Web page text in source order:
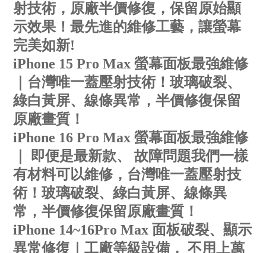
射技術，原廠半價修復，保留原始顯
示效果！最先進的維修工藝，讓螢幕
完美如新!
iPhone 15 Pro Max 螢幕面板最強維修
｜台灣唯一蓋壓射技術！玻璃破裂、
綠白黃屏、線條異常，半價修復保留
原廠畫質！
iPhone 16 Pro Max 螢幕面板最強維修
｜ 即便是最新款、 故障問題我們一樣
有材料可以維修，台灣唯一蓋壓射技
術！玻璃破裂、綠白黃屏、線條異
常，半價修復保留原廠畫質！
iPhone 14~16Pro Max 面板破裂、顯示
異常修復｜工廠等級設備， 不用上萬